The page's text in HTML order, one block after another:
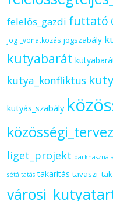
felelős_gazdi futtató
jogi_vonatkozás jogszabály
kutyabarát
kutya_konfliktus
kutyás_szabály
liget_projekt
sétáltatás takarítás